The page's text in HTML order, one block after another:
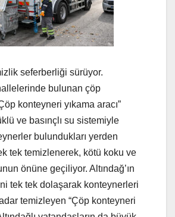
seferberliği sürüyor.
bulunan çöp
konteyneri yıkama aracı”
ve basınçlı su sistemiyle
bulundukları yerden
tek temizlenerek, kötü koku ve
önüne geçiliyor. Altındağ’ın
tek tek dolaşarak konteynerleri
temizleyen “Çöp konteyneri